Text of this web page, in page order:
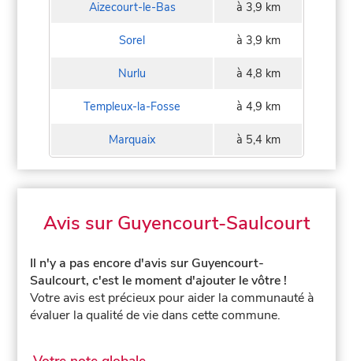
Aizecourt-le-Bas à 3,9 km
Sorel à 3,9 km
Nurlu à 4,8 km
Templeux-la-Fosse à 4,9 km
Marquaix à 5,4 km
Avis sur Guyencourt-Saulcourt
Il n'y a pas encore d'avis sur Guyencourt-
Saulcourt, c'est le moment d'ajouter le vôtre !
Votre avis est précieux pour aider la communauté à
évaluer la qualité de vie dans cette commune.